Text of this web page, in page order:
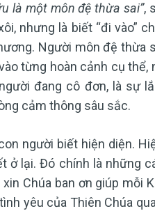
là một môn đệ thừa sai”,
nhưng là biết “đi vào”
Người môn đệ thừa
từng hoàn cảnh cụ
đang cô đơn, là sự
cảm thông sâu sắc.
người biết hiện diện.
ở lại. Đó chính là những
Chúa ban ơn giúp mỗi
yêu của Thiên Chúa